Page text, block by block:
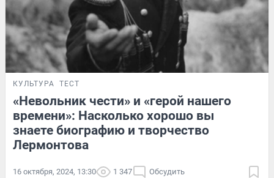
КУЛЬТУРА ТЕСТ
«Невольник чести» и «герой нашего
времени»: Насколько хорошо вы
знаете биографию и творчество
Лермонтова
16 октября, 2024, 13:30 1 347 Обсудить